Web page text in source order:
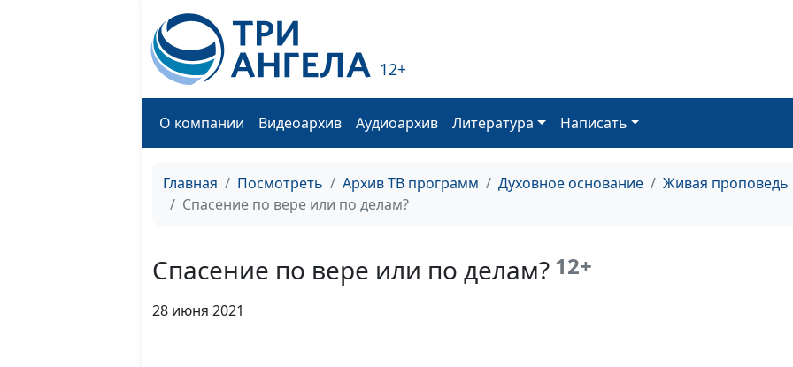
12+
О компании Видеоархив Аудиоархив Литература Написать
Главная Посмотреть Архив ТВ программ Духовное основание
Живая проповедь
Спасение по вере или по делам?
Спасение по вере или по делам? 12+
28 июня 2021
вернется.
"Вера Иисуса"
Вера и